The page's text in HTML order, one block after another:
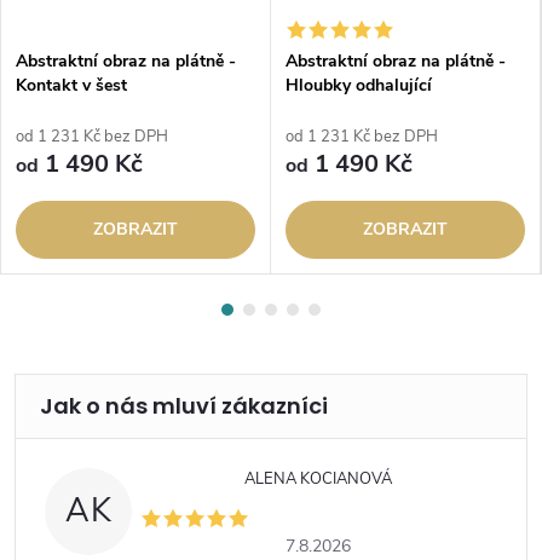
Abstraktní obraz na plátně -
Kontakt v šest
od 1 231 Kč bez DPH
od 1 490 Kč
ZOBRAZIT
Abstraktní obraz na plátně -
Hloubky odhalující
od 1 231 Kč bez DPH
od 1 490 Kč
ZOBRAZIT
AK
ALENA KOCIANOVÁ
7.8.2026